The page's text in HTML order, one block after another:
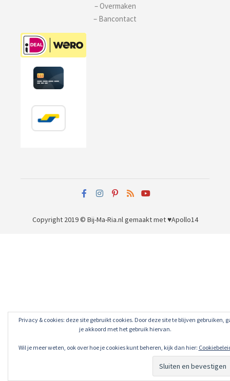
– Overmaken
– Bancontact
Privacy & cookies: deze site gebruikt cookies. Door deze site te blijven gebruiken,
je akkoord met het gebruik hiervan.
Wil je meer weten, ook over hoe je cookies kunt beheren, kijk dan hier:
Copyright 2019 © Bij-Ma-Ria.nlgemaakt met ♥Apollo14